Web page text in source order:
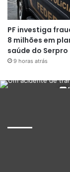
PF investiga
8 milhões em
saúde do Serpro
9 horas atrás